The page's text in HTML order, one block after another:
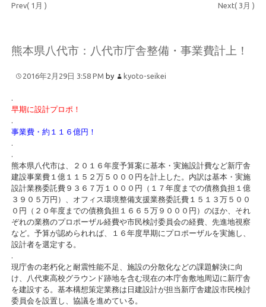
Prev( 1月 ) Next( 3月 )
熊本県八代市：八代市庁舎整備・事業費計上！
2016年2月29日 3:58 PM by kyoto-seikei
.
早期に設計プロポ！
.
事業費・約１１６億円！
.
.
熊本県八代市は、２０１６年度予算案に基本・実施設計費など新庁舎
建設事業費１億１１５２万５０００円を計上した。内訳は基本・実施
設計業務委託費９３６７万１０００円（１７年度までの債務負担１億
３９０５万円）、オフィス環境整備支援業務委託費１５１３万５００
０円（２０年度までの債務負担１６６５万９０００円）のほか、それ
ぞれの業務のプロポーザル経費や市民検討委員会の経費、先進地視察
など。予算が認められれば、１６年度早期にプロポーザルを実施し、
設計者を選定する。
.
現庁舎の老朽化と耐震性能不足、施設の分散化などの課題解決に向
け、八代東高校グラウンド跡地を含む現在の本庁舎敷地周辺に新庁舎
を建設する。基本構想策定業務は日建設計が担当新庁舎建設市民検討
委員会を設置し、協議を進めている。